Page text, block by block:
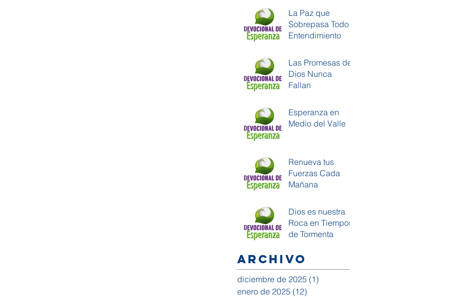
La Paz que
Sobrepasa Todo
Entendimiento
Las Promesas de
Dios Nunca
Fallan
Esperanza en
Medio del Valle
Renueva tus
Fuerzas Cada
Mañana
Dios es nuestra
Roca en Tiempos
de Tormenta
Archivo
diciembre de 2025 (1)
enero de 2025 (12)